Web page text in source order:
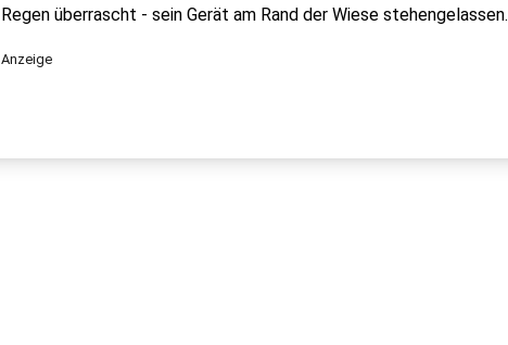
Regen überrascht - sein Gerät am Rand der Wiese stehengelassen.
Anzeige